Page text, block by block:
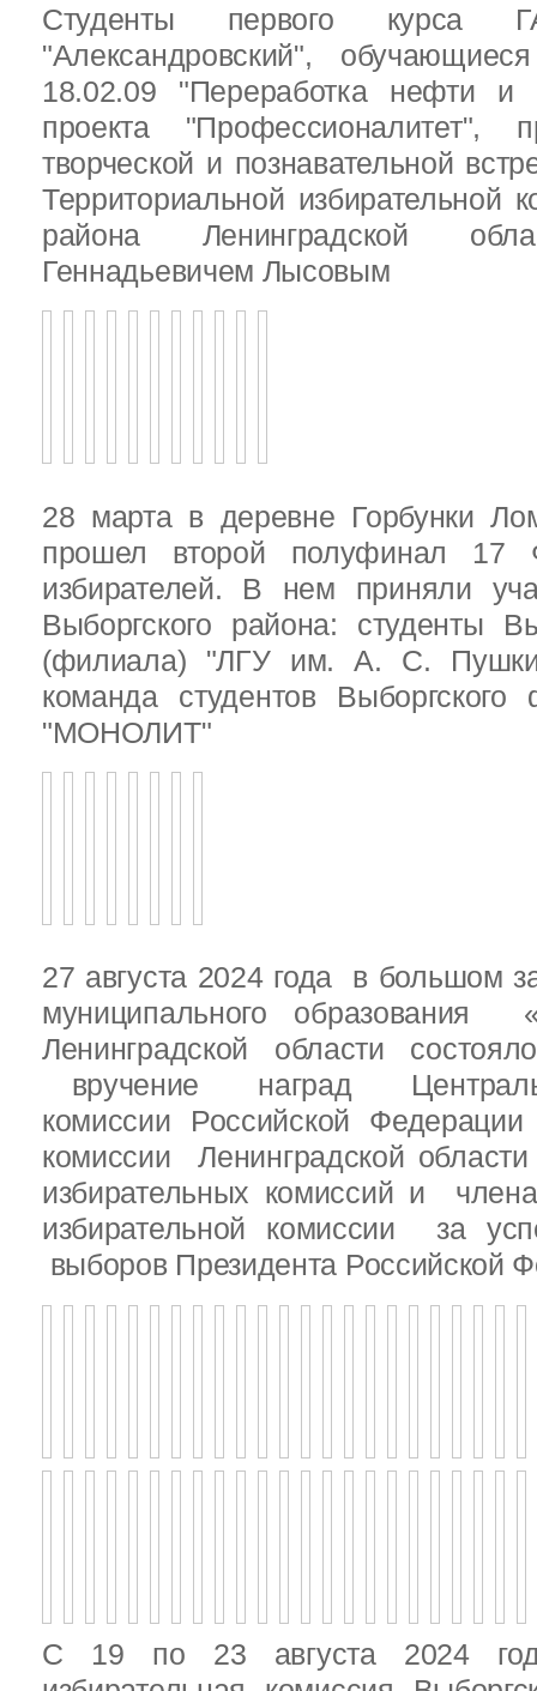
Студенты первого
"Александровский",
18.02.09 "Переработка нефти и
проекта "Профессионалитет",
творческой и познавательной
Территориальной избирательной
района Ленинградской
Геннадьевичем Лысовым
28 марта в деревне Горбунки
прошел второй полуфинал 17
избирателей. В нем приняли
Выборгского района: студенты
(филиала) "ЛГУ им. А. С.
команда студентов
"МОНОЛИТ"
27 августа 2024 года в большом
муниципального образования
Ленинградской области
вручение наград
комиссии Российской
комиссии Ленинградской
избирательных комиссий и
избирательной комиссии за
выборов Президента Российской
С 19 по 23 августа 2024